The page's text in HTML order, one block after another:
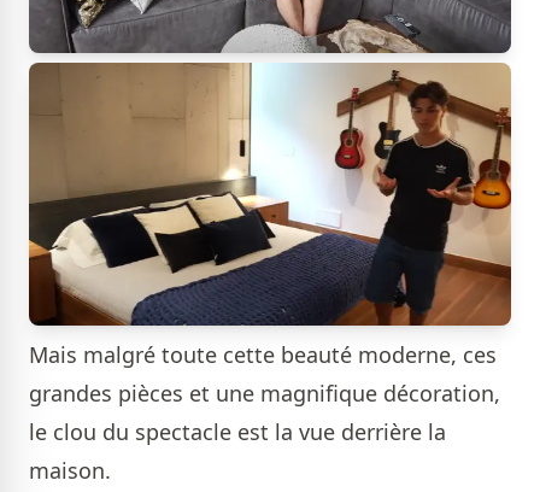
Mais malgré toute cette beauté moderne, ces
grandes pièces et une magnifique décoration,
le clou du spectacle est la vue derrière la
maison.